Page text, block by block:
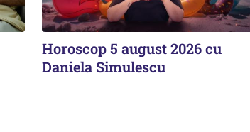
Horoscop 5 august 2026 cu
Daniela Simulescu